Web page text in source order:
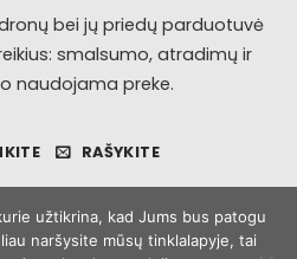
dronų bei jų priedų parduotuvė
smalsumo, atradimų ir
naudojama preke.
RAŠYKITE
užtikrina, kad Jums bus patogu
naršysite mūsų tinklalapyje, tai